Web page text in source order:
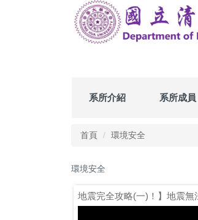
系所介紹 系所成員
首頁 環境安全
環境安全
地震完全攻略(一)！】地震無